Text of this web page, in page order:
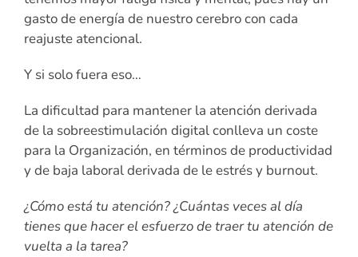
gasto de energía de nuestro cerebro con cada
reajuste atencional.
Y si solo fuera eso…
La dificultad para mantener la atención derivada
de la sobreestimulación digital conlleva un coste
para la Organización, en términos de productividad
y de baja laboral derivada de le estrés y burnout.
¿Cómo está tu atención? ¿Cuántas veces al día
tienes que hacer el esfuerzo de traer tu atención de
vuelta a la tarea?